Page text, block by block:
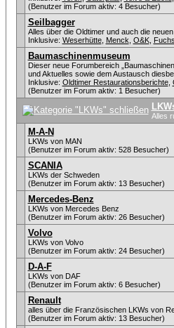
(Benutzer im Forum aktiv: 4 Besucher)
Seilbagger
Alles über die Oldtimer und auch die
Inklusive: Weserhütte, Menck O&K, Fuchs
Baumaschinenmuseum
Dieser neue Forumbereich
und Aktuelles sowie dem Austausch
Inklusive: Oldtimer Restaurationsberichte,
(Benutzer im Forum aktiv: 1 Besucher)
Alles
M-A-N
LKWs von MAN
(Benutzer im Forum aktiv: 528 Besucher)
SCANIA
LKWs der Schweden
(Benutzer im Forum aktiv: 13 Besucher)
Mercedes-Benz
LKWs von Mercedes Benz
(Benutzer im Forum aktiv: 26 Besucher)
Volvo
LKWs von Volvo
(Benutzer im Forum aktiv: 24 Besucher)
D-A-F
LKWs von DAF
(Benutzer im Forum aktiv: 6 Besucher)
Renault
alles über die Französischen LKWs von
(Benutzer im Forum aktiv: 13 Besucher)